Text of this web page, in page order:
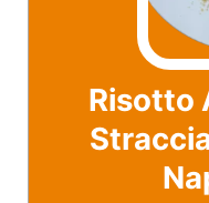
Risotto